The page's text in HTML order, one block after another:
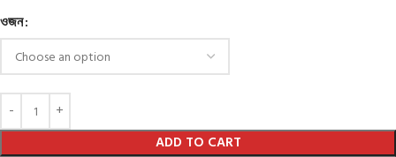
ওজন
ADD TO CART